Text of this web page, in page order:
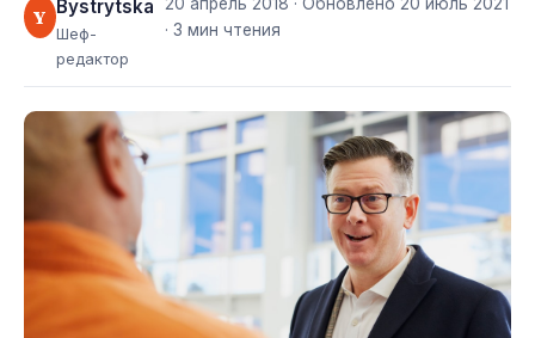
Y Bystrytska
Шеф-
редактор
20 апрель 2018 · Обновлено 20 июль 2021
· 3 мин чтения